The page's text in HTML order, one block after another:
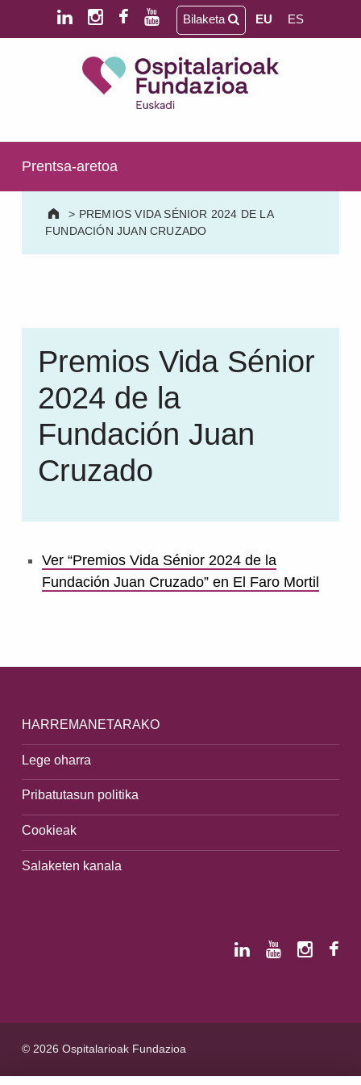
Bilaketa EU ES
Prentsa-aretoa
> PREMIOS VIDA SÉNIOR 2024 DE LA
FUNDACIÓN JUAN CRUZADO
Premios Vida Sénior
2024 de la
Fundación Juan
Cruzado
Ver “Premios Vida Sénior 2024 de la
Fundación Juan Cruzado” en El Faro Mortil
HARREMANETARAKO
Lege oharra
Pribatutasun politika
Cookieak
Salaketen kanala
© 2026 Ospitalarioak Fundazioa